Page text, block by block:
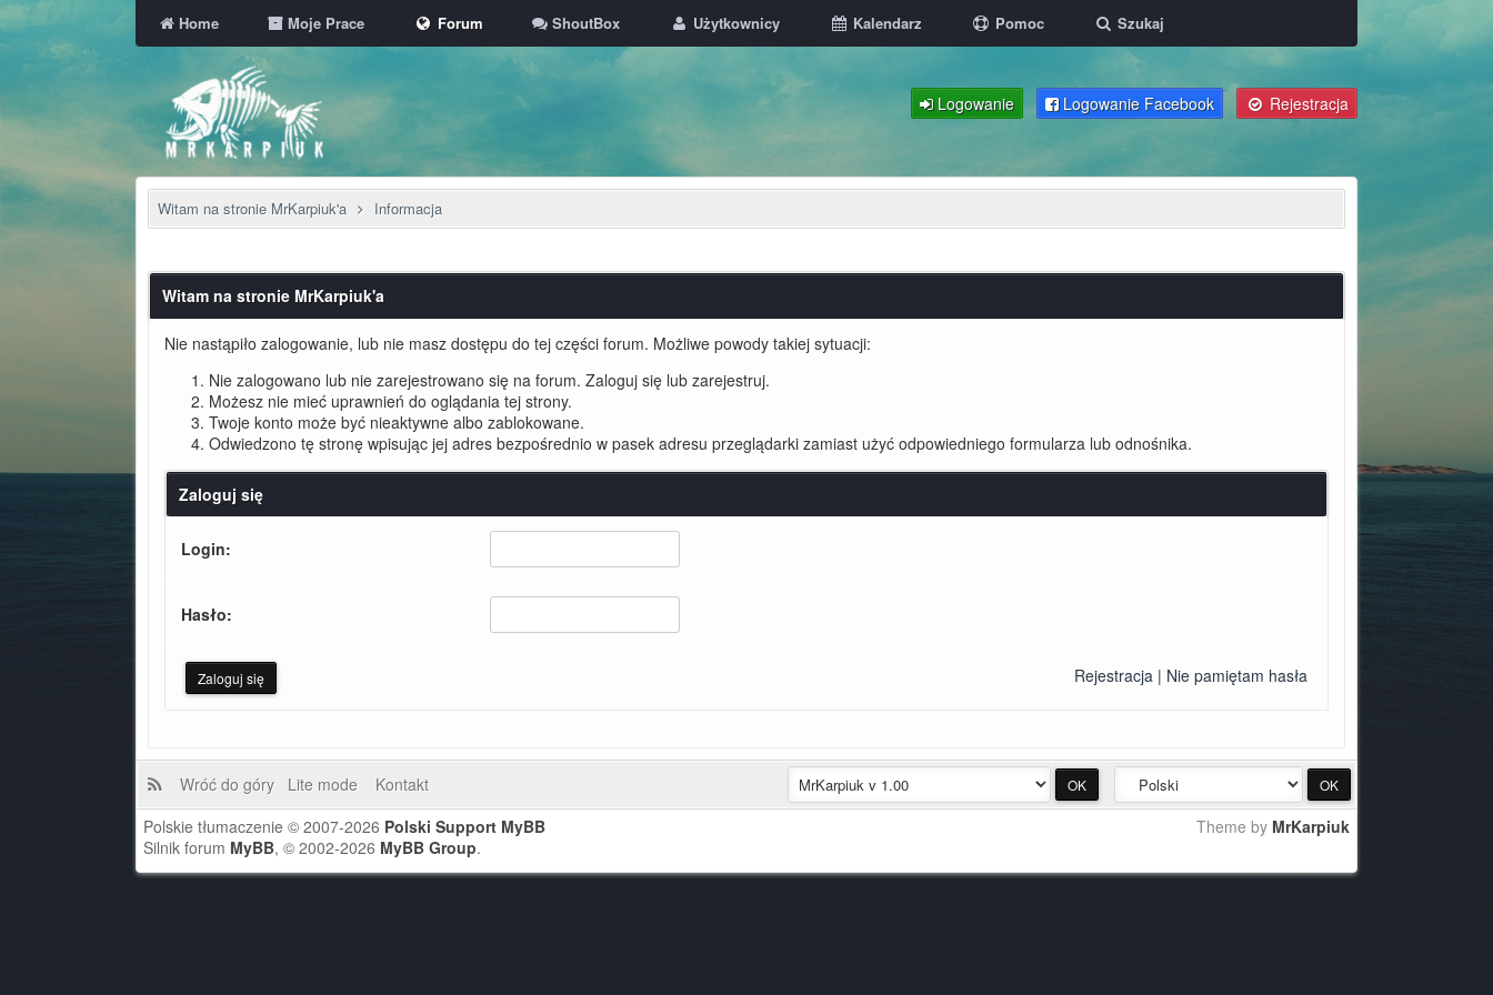
Home Moje Prace Forum ShoutBox Użytkownicy Kalendarz Pomoc Szukaj
Logowanie Logowanie Facebook Rejestracja
Witam na stronie MrKarpiuk'a Informacja
Witam na stronie MrKarpiuk'a
Nie nastąpiło zalogowanie, lub nie masz dostępu do tej części forum. Możliwe powody takiej sytuacji:
Nie zalogowano lub nie zarejestrowano się na forum. Zaloguj się lub zarejestruj.
Możesz nie mieć uprawnień do oglądania tej strony.
Twoje konto może być nieaktywne albo zablokowane.
Odwiedzono tę stronę wpisując jej adres bezpośrednio w pasek adresu przeglądarki zamiast użyć odpowiedniego formularza lub odnośnika.
Zaloguj się
Login:
Hasło:
Rejestracja | Nie pamiętam hasła
Wróć do góry Lite mode
Kontakt
Theme by MrKarpiuk
Polskie tłumaczenie © 2007-2026 Polski Support MyBB
Silnik forum MyBB, © 2002-2026 MyBB Group.